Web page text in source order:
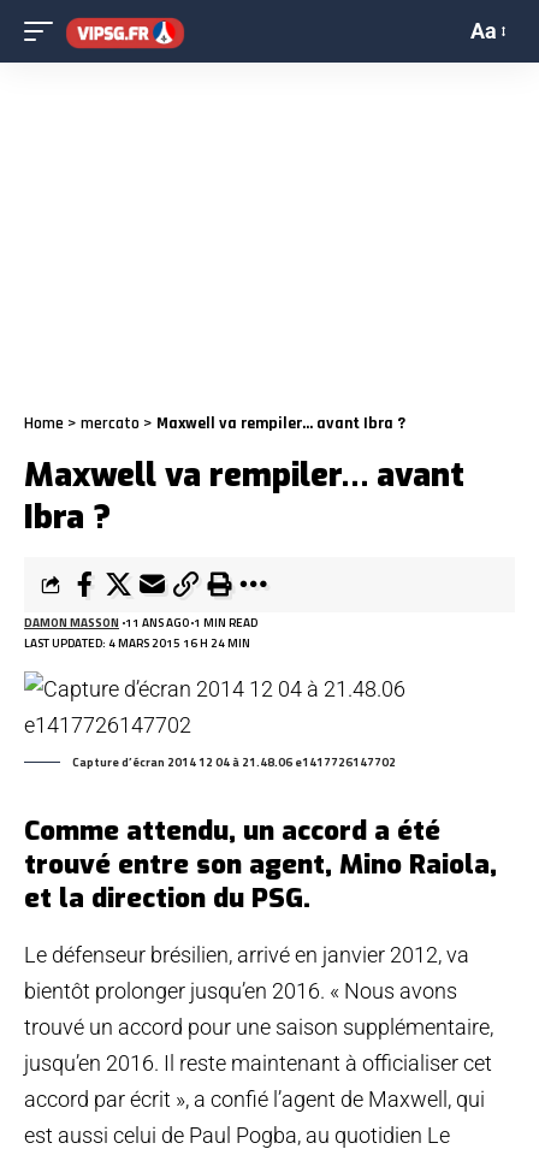
Aa
Home > mercato > Maxwell va rempiler… avant Ibra ?
Maxwell va rempiler… avant
Ibra ?
LAST UPDATED: 4 MARS 2015 16 H 24 MIN
DAMON MASSON 11 ANS AGO 1 MIN READ
Capture d’écran 2014 12 04 à 21.48.06 e1417726147702
Comme attendu, un accord a été
trouvé entre son agent, Mino Raiola,
et la direction du PSG.
Le défenseur brésilien, arrivé en janvier 2012, va
bientôt prolonger jusqu’en 2016. « Nous avons
trouvé un accord pour une saison supplémentaire,
jusqu’en 2016. Il reste maintenant à officialiser cet
accord par écrit », a confié l’agent de Maxwell , qui
est aussi celui de Paul Pogba, au quotidien Le